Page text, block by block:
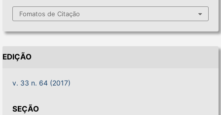
Fomatos de Citação
EDIÇÃO
v. 33 n. 64 (2017)
SEÇÃO